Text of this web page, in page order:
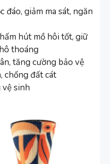
đáo, giảm ma sát, ngăn
hút mồ hôi tốt, giữ
thoáng
tăng cường bảo vệ
chống đất cát
vệ sinh